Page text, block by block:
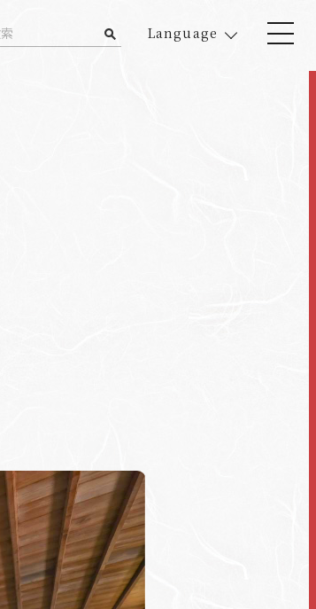
Language